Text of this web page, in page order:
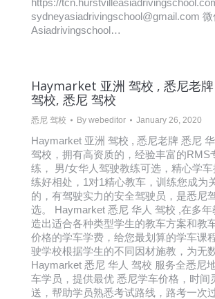
https://
sydneyasiadrivingschool@gmail.com 微
Asiadrivingschool…
Haymarket 亚洲 驾校 , 悉尼老
驾校, 悉尼 驾校
悉尼 驾校 By webeditor January 26, 2020
Haymarket 亚洲 驾校 , 悉尼老牌 悉尼
驾校，拥有高资质的，经验丰富的RMS
练， 男/女华人驾驶教练可选，精心学
练好相处，1对1精心教车，训练您成为
的，有驾驶实力的安全驾驶员，是悉尼
选。 Haymarket 悉尼 华人 驾校 ,在多
造出适合各种类型学生的教车方案和教
价格的学车学费，给您最划算的学车课
驶学校根据学生的不同因材施教，为无
Haymarket 悉尼 华人 驾校 服务全悉尼
车学员，提供最优 悉尼学车价格，时间
送，帮助学员熟悉考试路线，路考一次